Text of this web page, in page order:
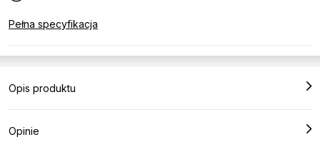
Pełna specyfikacja
Opis produktu
Opinie